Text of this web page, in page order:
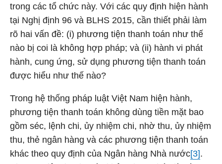
trong các tổ chức này. Với các quy định hiện hành
tại Nghị định 96 và BLHS 2015, cần thiết phải làm
rõ hai vấn đề: (i) phương tiện thanh toán như thế
nào bị coi là không hợp pháp; và (ii) hành vi phát
hành, cung ứng, sử dụng phương tiện thanh toán
được hiểu như thế nào?
Trong hệ thống pháp luật Việt Nam hiện hành,
phương tiện thanh toán không dùng tiền mặt bao
gồm séc, lệnh chi, ủy nhiệm chi, nhờ thu, ủy nhiệm
thu, thẻ ngân hàng và các phương tiện thanh toán
khác theo quy định của Ngân hàng Nhà nước[3].